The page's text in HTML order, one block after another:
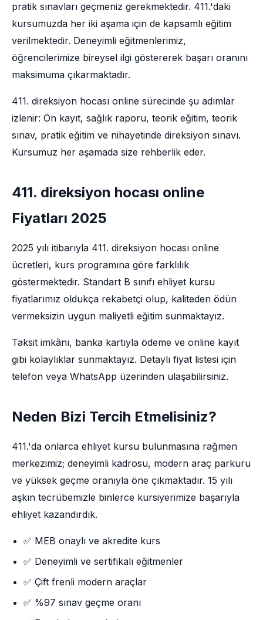
pratik sınavları geçmeniz gerekmektedir. 411.'daki
kursumuzda her iki aşama için de kapsamlı eğitim
verilmektedir. Deneyimli eğitmenlerimiz,
öğrencilerimize bireysel ilgi göstererek başarı oranını
maksimuma çıkarmaktadır.
411. direksiyon hocası online sürecinde şu adımlar
izlenir: Ön kayıt, sağlık raporu, teorik eğitim, teorik
sınav, pratik eğitim ve nihayetinde direksiyon sınavı.
Kursumuz her aşamada size rehberlik eder.
411. direksiyon hocası online
Fiyatları 2025
2025 yılı itibarıyla 411. direksiyon hocası online
ücretleri, kurs programına göre farklılık
göstermektedir. Standart B sınıfı ehliyet kursu
fiyatlarımız oldukça rekabetçi olup, kaliteden ödün
vermeksizin uygun maliyetli eğitim sunmaktayız.
Taksit imkânı, banka kartıyla ödeme ve online kayıt
gibi kolaylıklar sunmaktayız. Detaylı fiyat listesi için
telefon veya WhatsApp üzerinden ulaşabilirsiniz.
Neden Bizi Tercih Etmelisiniz?
411.'da onlarca ehliyet kursu bulunmasına rağmen
merkezimiz; deneyimli kadrosu, modern araç parkuru
ve yüksek geçme oranıyla öne çıkmaktadır. 15 yılı
aşkın tecrübemizle binlerce kursiyerimize başarıyla
ehliyet kazandırdık.
✅ MEB onaylı ve akredite kurs
✅ Deneyimli ve sertifikalı eğitmenler
✅ Çift frenli modern araçlar
✅ %97 sınav geçme oranı